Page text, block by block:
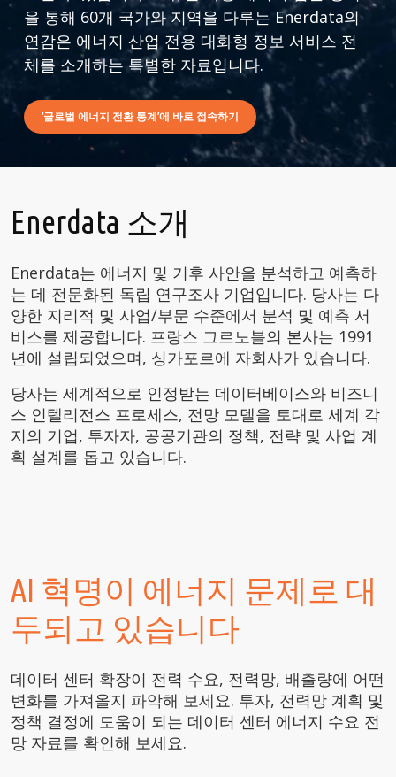
을 통해 60개 국가와 지역을 다루는 Enerdata의
연감은 에너지 산업 전용 대화형 정보 서비스 전
체를 소개하는 특별한 자료입니다.
‘글로벌 에너지 전환 통계’에 바로 접속하기
Enerdata 소개
Enerdata는 에너지 및 기후 사안을 분석하고 예측하
는 데 전문화된 독립 연구조사 기업입니다. 당사는 다
양한 지리적 및 사업/부문 수준에서 분석 및 예측 서
비스를 제공합니다. 프랑스 그르노블의 본사는 1991
년에 설립되었으며, 싱가포르에 자회사가 있습니다.
당사는 세계적으로 인정받는 데이터베이스와 비즈니
스 인텔리전스 프로세스, 전망 모델을 토대로 세계 각
지의 기업, 투자자, 공공기관의 정책, 전략 및 사업 계
획 설계를 돕고 있습니다.
AI 혁명이 에너지 문제로 대
두되고 있습니다
데이터 센터 확장이 전력 수요, 전력망, 배출량에 어떤
변화를 가져올지 파악해 보세요. 투자, 전력망 계획 및
정책 결정에 도움이 되는 데이터 센터 에너지 수요 전
망 자료를 확인해 보세요.